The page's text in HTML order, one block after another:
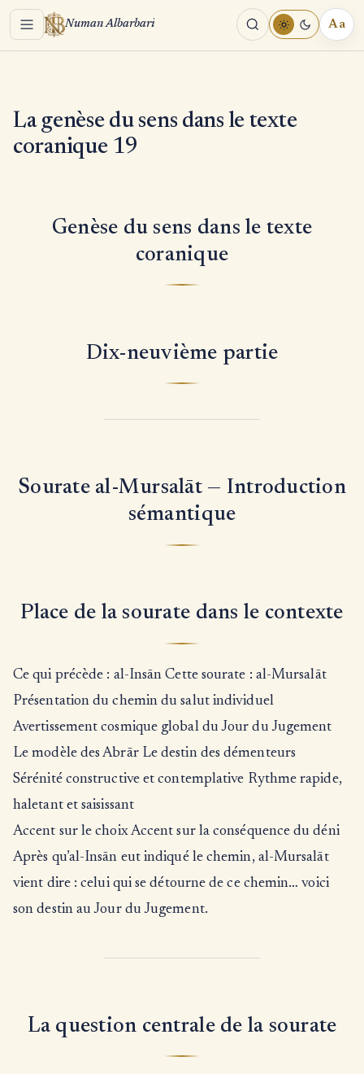
Menu Numan Albarbari Aa
La genèse du sens dans le texte
coranique 19
Genèse du sens dans le texte
coranique
Dix-neuvième partie
Sourate al-Mursalāt — Introduction
sémantique
Place de la sourate dans le contexte
Ce qui précède : al-Insān Cette sourate : al-Mursalāt
Présentation du chemin du salut individuel
Avertissement cosmique global du Jour du Jugement
Le modèle des Abrār Le destin des démenteurs
Sérénité constructive et contemplative Rythme rapide,
haletant et saisissant
Accent sur le choix Accent sur la conséquence du déni
Après qu’al-Insān eut indiqué le chemin, al-Mursalāt
vient dire : celui qui se détourne de ce chemin… voici
son destin au Jour du Jugement.
La question centrale de la sourate